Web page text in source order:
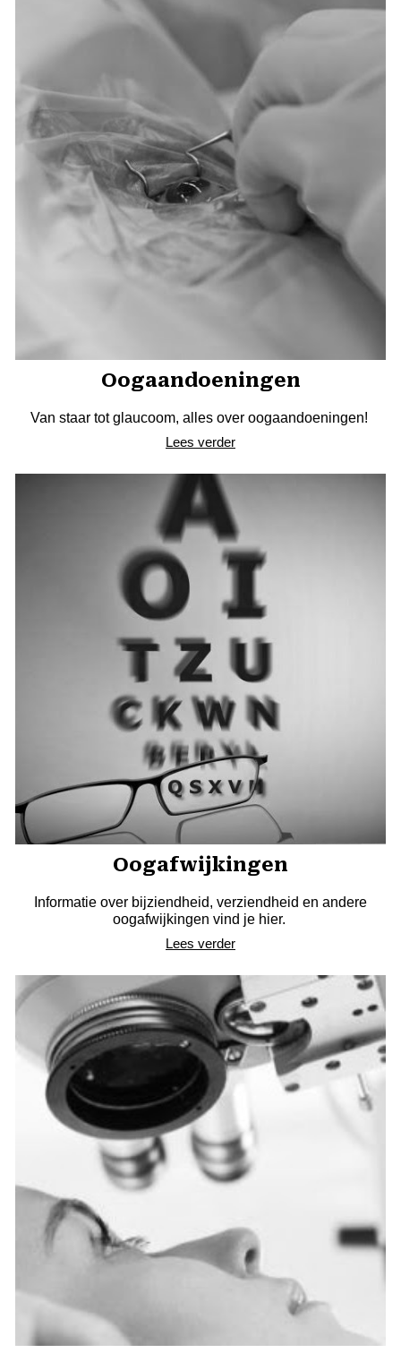
Oogaandoeningen
Van staar tot glaucoom, alles over oogaandoeningen!
Lees verder
Oogafwijkingen
Informatie over bijziendheid, verziendheid en andere
oogafwijkingen vind je hier.
Lees verder